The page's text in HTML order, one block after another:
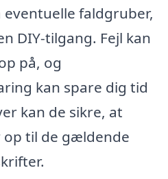
faldgruber,
DIY-tilgang. Fejl kan
på, og
kan spare dig tid
kan de sikre, at
til de gældende